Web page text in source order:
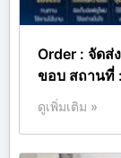
Order : จัด
ขอบ สถานที่
ดูเพิ่มเติม »